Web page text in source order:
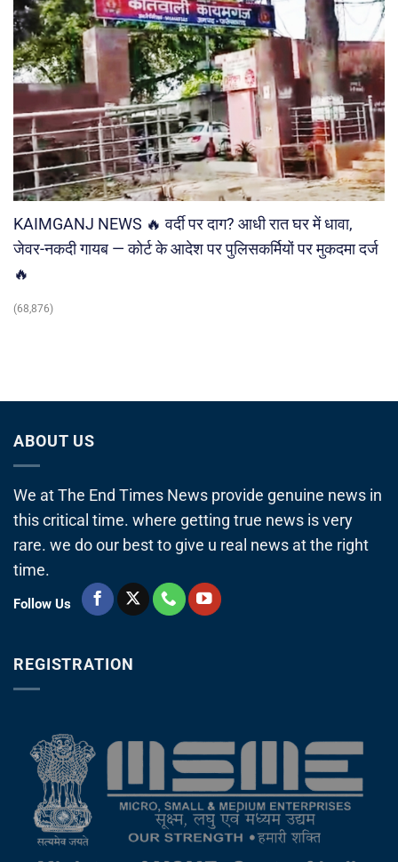
KAIMGANJ NEWS 🔥 वर्दी पर दाग? आधी रात घर में धावा,
जेवर-नकदी गायब — कोर्ट के आदेश पर पुलिसकर्मियों पर मुकदमा दर्ज
🔥
(68,876)
ABOUT US
We at The End Times News provide genuine news in
this critical time. where getting true news is very
rare. we do our best to give u real news at the right
time.
Follow Us
REGISTRATION